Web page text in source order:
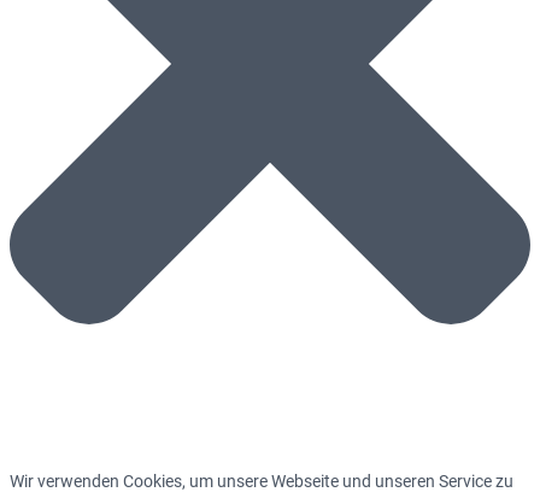
Wir verwenden Cookies, um unsere Webseite und unseren Service zu